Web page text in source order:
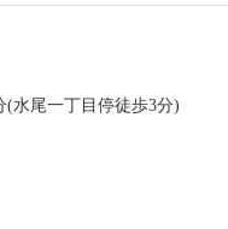
水尾一丁目停徒歩3分)